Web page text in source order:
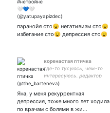
паранойя сто😦 негативизм сто😦
избегание сто😦 депрессия сто😦
коренастая птичка
где-то тусуюсь, чем-то
интересуюсь. редактор
афиши в одном городском
«Петр, смотри, что я
нашла»
Яна, у меня рекуррентная
депрессия, тоже много лет ходила
по врачам с болями в жи…